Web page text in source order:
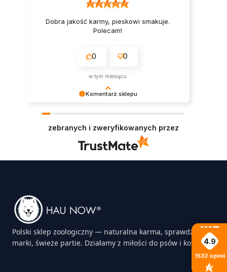
Komentarz sklepu
Dobra jakość karmy, pieskowi smakuje.
Polecam!
0 0
w tym miesiącu
zebranych i zweryfikowanych przez
Polski sklep zoologiczny — naturalna karma, sprawdzone
marki, świeże partie. Działamy z miłości do psów i kotów.4.9
1532 opinii